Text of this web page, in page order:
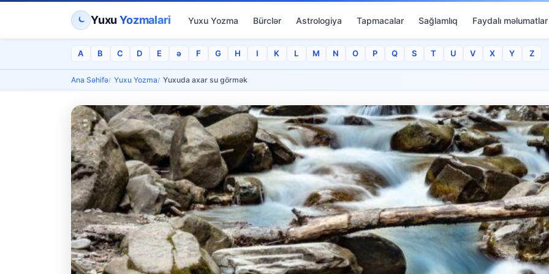
YuxuYozmalari Yuxu Yozma Bürclər Astrologiya Tapmacalar Sağlamlıq Faydalı məlumatlar
A B C D E ə F G H I K L M N O P Q S T U V X Y Z
Ana Səhifə Yuxu Yozma Yuxuda axar su görmək